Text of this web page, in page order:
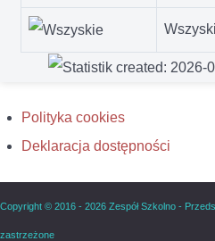
Polityka cookies
Deklaracja dostępności
Copyright © 2016 - 2026 Zespół Szkolno -
zastrzeżone